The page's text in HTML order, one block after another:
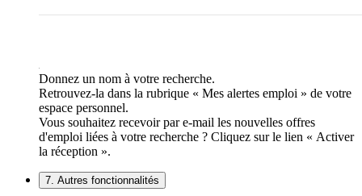
Donnez un nom à votre recherche.
Retrouvez-la dans la rubrique « Mes alertes emploi » de votre
espace personnel.
Vous souhaitez recevoir par e-mail les nouvelles offres
d'emploi liées à votre recherche ? Cliquez sur le lien « Activer
la réception ».
7. Autres fonctionnalités